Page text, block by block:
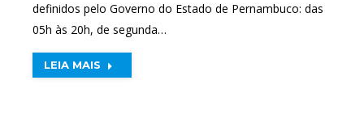
definidos pelo Governo do Estado de Pernambuco: das
05h às 20h, de segunda…
LEIA MAIS